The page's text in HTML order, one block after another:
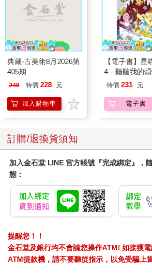
典藏-古美術8月2026第
405期
240 特價 228 元
加入購物車
【電子書】星
4─ 聽聽我的
期挑戰
特價 231 元
電子書
訂購/退換貨須知
加入金石堂 LINE 官方帳號『完成綁定』，
態：
提醒您！！
金石堂及銀行均不會請您操作ATM! 如接獲
ATM提款機，請不要聽從指示，以免受騙上